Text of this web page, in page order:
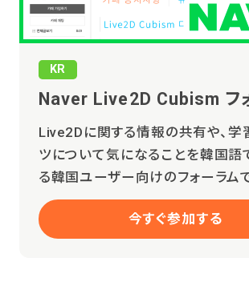
KR
Naver Live2D Cubism フ
Live2Dに関する情報の共有や、学
ツについて気になることを韓国語
る韓国ユーザー向けのフォーラムで
今すぐ参加する